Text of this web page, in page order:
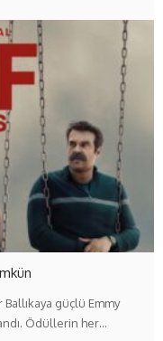
güçlü Emmy
Ödüllerin her…